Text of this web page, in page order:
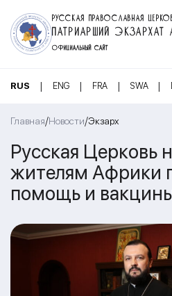
РУССКАЯ ПРАВОСЛАВНАЯ
ПАТРИАРШИЙ ЭКЗАРХАТ
ОФИЦИАЛЬНЫЙ САЙТ
RUS | ENG | FRA | SWA |
Главная/Новости/Экзарх
Русская Церковь
жителям Африки
помощь и